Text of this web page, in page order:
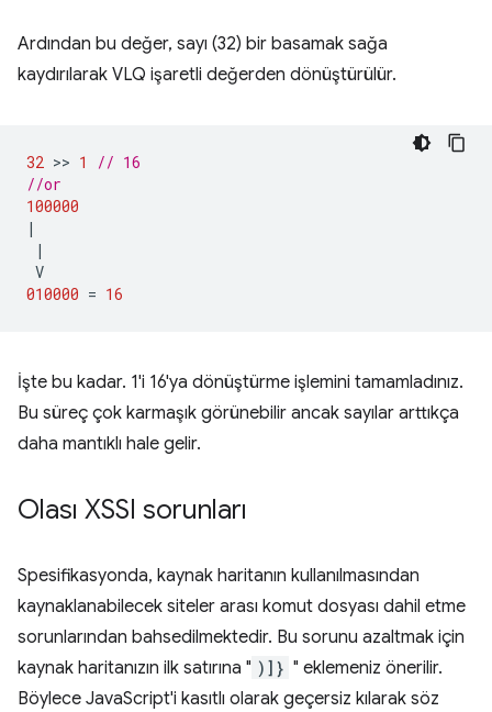
Ardından bu değer, sayı (32) bir basamak sağa
kaydırılarak VLQ işaretli değerden dönüştürülür.
32 >> 1
// 16
//or
100000
|
|
V
010000 = 16
İşte bu kadar. 1'i 16'ya dönüştürme işlemini tamamladınız.
Bu süreç çok karmaşık görünebilir ancak sayılar arttıkça
daha mantıklı hale gelir.
Olası XSSI sorunları
Spesifikasyonda, kaynak haritanın kullanılmasından
kaynaklanabilecek siteler arası komut dosyası dahil etme
sorunlarından bahsedilmektedir. Bu sorunu azaltmak için
kaynak haritanızın ilk satırına " )]} " eklemeniz önerilir.
Böylece JavaScript'i kasıtlı olarak geçersiz kılarak söz